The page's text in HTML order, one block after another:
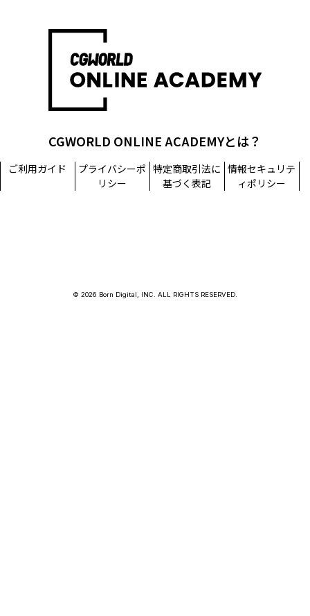
CGWORLD ONLINE ACADEMYとは？
ご利用ガイド
プライバシーポ
リシー
特定商取引法に
基づく表記
情報セキュリテ
ィポリシー
© 2026 Born Digital, INC. ALL RIGHTS RESERVED.